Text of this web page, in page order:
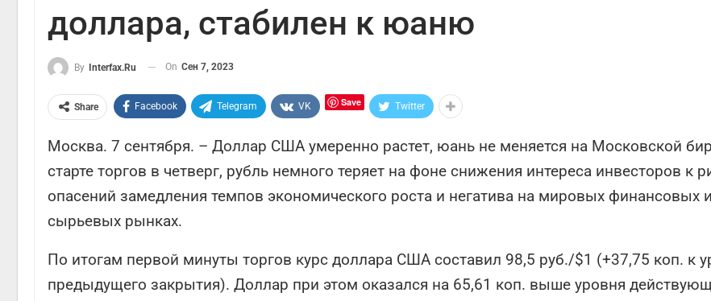
доллара, стабилен к юаню
By Interfax.ru On Сен 7, 2023
Share Facebook Telegram VK Save Twitter
Москва. 7 сентября. – Доллар США умеренно растет, юань не меняется на Московской
старте торгов в четверг, рубль немного теряет на фоне снижения интереса инвесторов к
опасений замедления темпов экономического роста и негатива на мировых финансовых и
сырьевых рынках.
По итогам первой минуты торгов курс доллара США составил 98,5 руб./$1 (+37,75 коп. к
предыдущего закрытия). Доллар при этом оказался на 65,61 коп. выше уровня